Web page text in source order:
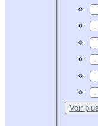
Voir plus